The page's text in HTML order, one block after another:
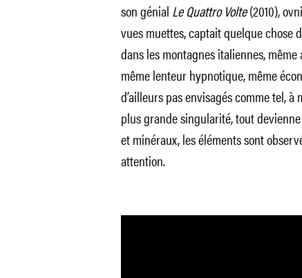
son génial Le Quattro Volte(2010),
vues muettes, captait quelque chose
dans les montagnes italiennes,
même lenteur hypnotique, même
d’ailleurs pas envisagés comme tel,
plus grande singularité, tout
et minéraux, les éléments sont
attention.